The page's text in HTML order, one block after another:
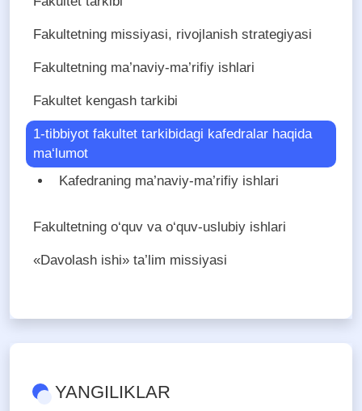
Fakultetning missiyasi, rivojlanish strategiyasi
Fakultetning ma’naviy-ma’rifiy ishlari
Fakultet kengash tarkibi
1-tibbiyot fakultet tarkibidagi kafedralar haqida
ma‘lumot
Kafedraning ma’naviy-ma’rifiy ishlari
Fakultetning o‘quv va o‘quv-uslubiy ishlari
«Davolash ishi» ta’lim missiyasi
YANGILIKLAR